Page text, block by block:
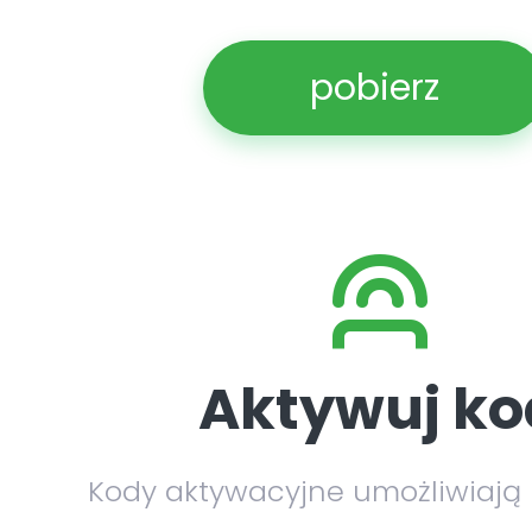
pobierz
Aktywuj
Kody aktywacyjne umożliwiają